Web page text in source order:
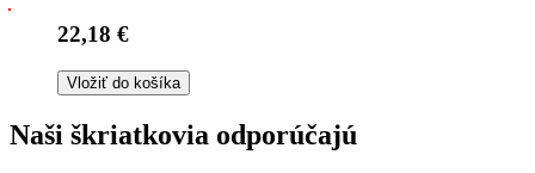
22,18 €
Vložiť do košíka
Naši škriatkovia odporúčajú